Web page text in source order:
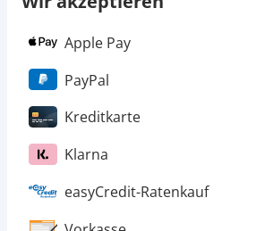
Apple Pay
PayPal
Kreditkarte
Klarna
easyCredit-Ratenkauf